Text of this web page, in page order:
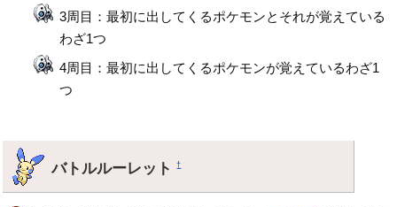
3周目：最初に出してくるポケモンとそれが覚えている
わざ1つ
4周目：最初に出してくるポケモンが覚えているわざ1
つ
バトルルーレット†